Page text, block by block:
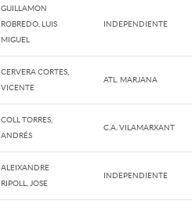
GUILLAMON
ROBREDO, LUIS
MIGUEL
INDEPENDIENTE
CERVERA CORTES,
VICENTE
ATL. MARJANA
COLL TORRES,
ANDRÉS
C.A. VILAMARXANT
ALEIXANDRE
RIPOLL, JOSE
INDEPENDIENTE